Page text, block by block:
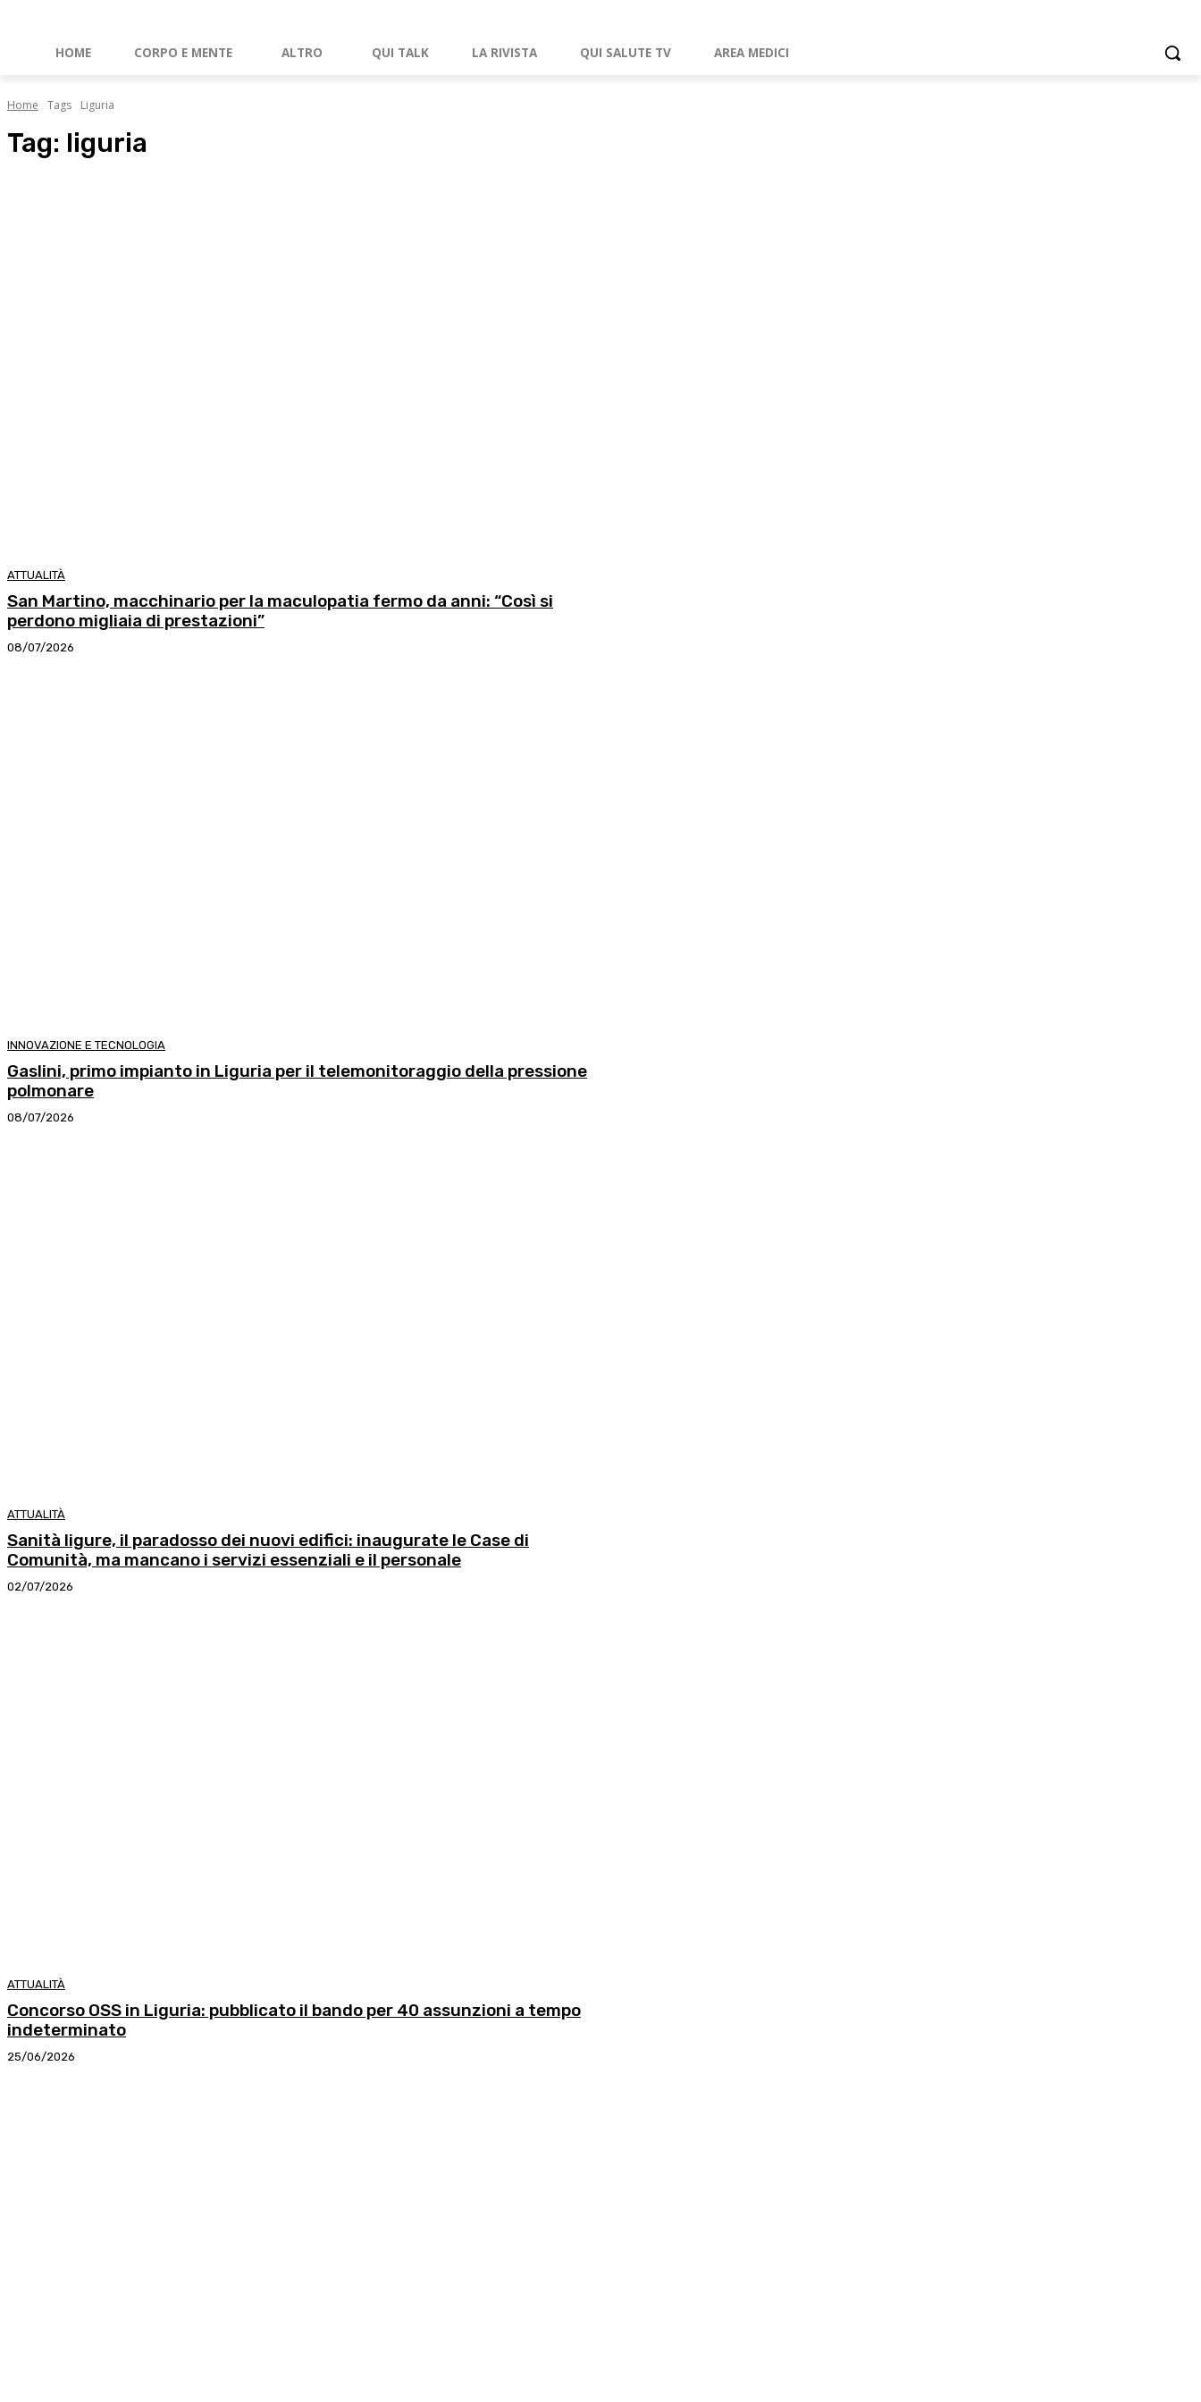
HOME CORPO E MENTE ALTRO QUI TALK LA RIVISTA QUI SALUTE TV AREA MEDICI
Home Tags Liguria
Tag: liguria
ATTUALITÀ
San Martino, macchinario per la maculopatia fermo da anni: “Così si
perdono migliaia di prestazioni”
08/07/2026
INNOVAZIONE E TECNOLOGIA
Gaslini, primo impianto in Liguria per il telemonitoraggio della pressione
polmonare
08/07/2026
ATTUALITÀ
Sanità ligure, il paradosso dei nuovi edifici: inaugurate le Case di
Comunità, ma mancano i servizi essenziali e il personale
02/07/2026
ATTUALITÀ
Concorso OSS in Liguria: pubblicato il bando per 40 assunzioni a tempo
indeterminato
25/06/2026